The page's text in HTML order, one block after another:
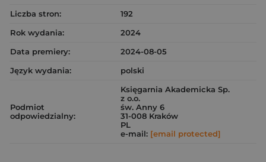
Liczba stron:
192
Rok wydania:
2024
Data premiery:
2024-08-05
Język wydania:
polski
Podmiot
odpowiedzialny:
Księgarnia Akademicka Sp.
z o.o.
św. Anny 6
31-008 Kraków
PL
e-mail: [email protected]